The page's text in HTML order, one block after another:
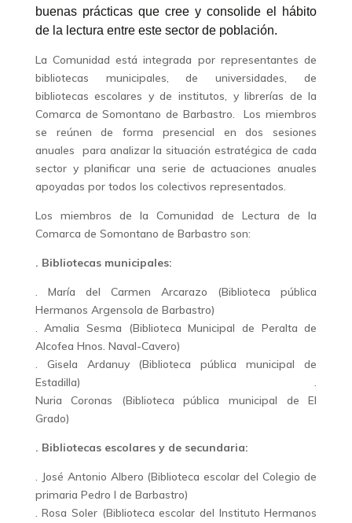
buenas prácticas que cree y consolide el hábito
de la lectura entre este sector de población.
La Comunidad está integrada por representantes de
bibliotecas municipales, de universidades, de
bibliotecas escolares y de institutos, y librerías de la
Comarca de Somontano de Barbastro. Los miembros
se reúnen de forma presencial en dos sesiones
anuales para analizar la situación estratégica de cada
sector y planificar una serie de actuaciones anuales
apoyadas por todos los colectivos representados.
Los miembros de la Comunidad de Lectura de la
Comarca de Somontano de Barbastro son:
. Bibliotecas municipales:
. María del Carmen Arcarazo (Biblioteca pública
Hermanos Argensola de Barbastro)
. Amalia Sesma (Biblioteca Municipal de Peralta de
Alcofea Hnos. Naval-Cavero)
. Gisela Ardanuy (Biblioteca pública municipal de
Estadilla) .
Nuria Coronas (Biblioteca pública municipal de El
Grado)
. Bibliotecas escolares y de secundaria:
. José Antonio Albero (Biblioteca escolar del Colegio de
primaria Pedro I de Barbastro)
. Rosa Soler (Biblioteca escolar del Instituto Hermanos